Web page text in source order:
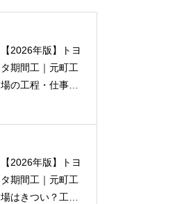
【2026年版】トヨ
タ期間工｜元町工
場の工程・仕事内
【2026年版】トヨ
タ期間工｜元町工
場はきつい？工程